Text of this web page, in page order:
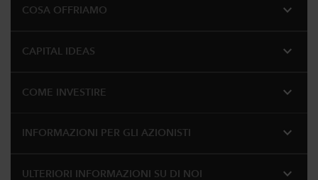
COSA OFFRIAMO expand_more
CAPITAL IDEAS expand_more
COME INVESTIRE expand_more
INFORMAZIONI PER GLI AZIONISTI expand_more
ULTERIORI INFORMAZIONI SU DI NOI expand_more